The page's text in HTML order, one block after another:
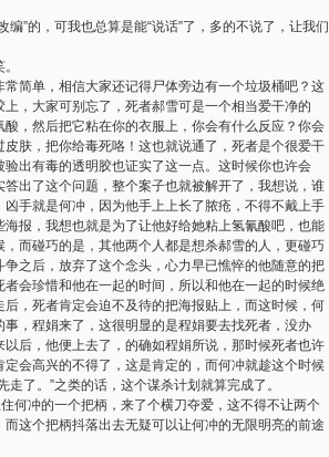
”的，可我也总算是能“说话”了，多的不说了，让我们
简单，相信大家还记得尸体旁边有一个垃圾桶吧？这
，大家可别忘了，死者郝雪可是一个相当爱干净的
，然后把它粘在你的衣服上，你会有什么反应？你会
肤，把你给毒死咯！这也就说通了，死者是个很爱干
出有毒的透明胶也证实了这一点。这时候你也许会
出了这个问题，整个案子也就被解开了，我想说，谁
手就是何冲，因为他手上上长了脓疮，不得不戴上手
报，我想也就是为了让他好给她粘上氢氰酸吧，也能
而碰巧的是，其他两个人都是想杀郝雪的人，更碰巧
之后，放弃了这个念头，心力早已憔悴的他随意的把
会珍惜和他在一起的时间，所以和他在一起的时候绝
，死者肯定会迫不及待的把海报贴上，而这时候，何
，程娟来了，这很明显的是程娟要去找死者，没办
后，他便上去了，的确如程娟所说，那时候死者也许
会高兴的不得了，这是肯定的，而何冲就趁这个时候
了。”之类的话，这个谋杀计划就算完成了。
冲的一个把柄，来了个横刀夺爱，这不得不让两个
这个把柄抖落出去无疑可以让何冲的无限明亮的前途